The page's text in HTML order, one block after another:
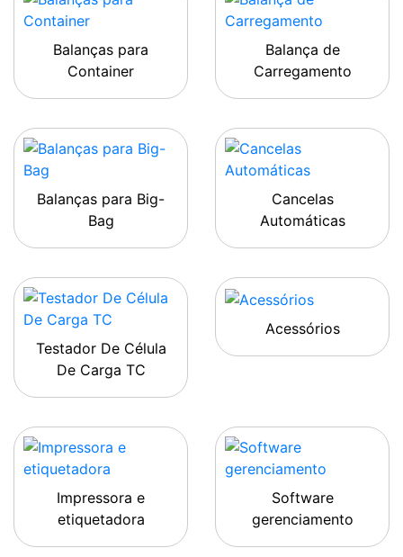
Balanças para
Container
Balança de
Carregamento
Balanças para Big-
Bag
Cancelas
Automáticas
Testador De Célula
De Carga TC
Acessórios
Impressora e
etiquetadora
Software
gerenciamento